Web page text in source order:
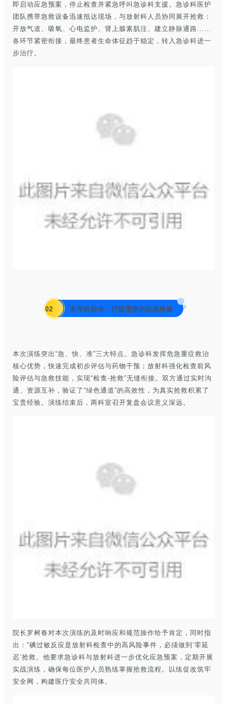
即启动应急预案，停止检查并紧急呼叫急诊科支援。急诊科医护
团队携带急救设备迅速抵达现场，与放射科人员协同展开抢救：
开放气道、吸氧、心电监护、肾上腺素肌注、建立静脉通路……
各环节紧密衔接，最终患者生命体征趋于稳定，转入急诊科进一
步治疗。
02 多学科协作：打破壁垒的实战检验
本次演练突出“急、快、准”三大特点。急诊科发挥危急重症救治
核心优势，快速完成初步评估与药物干预；放射科强化检查前风
险评估与急救技能，实现“检查-抢救”无缝衔接。双方通过实时沟
通、资源互补，验证了“绿色通道”的高效性，为真实抢救积累了
宝贵经验。演练结束后，两科室召开复盘会议意义深远。
院长罗树春对本次演练的及时响应和规范操作给予肯定，同时指
出：“碘过敏反应是放射科检查中的高风险事件，必须做到‘零延
迟’抢救。他要求急诊科与放射科进一步优化应急预案，定期开展
实战演练，确保每位医护人员熟练掌握抢救流程。以练促改筑牢
安全网，构建医疗安全共同体。